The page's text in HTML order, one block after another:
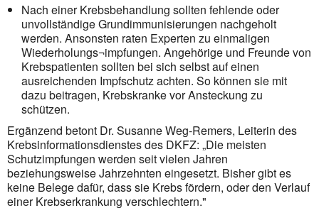
Nach einer Krebsbehandlung sollten fehlende oder
unvollständige Grundimmunisierungen nachgeholt
werden. Ansonsten raten Experten zu einmaligen
Wiederholungs¬impfungen. Angehörige und Freunde von
Krebspatienten sollten bei sich selbst auf einen
ausreichenden Impfschutz achten. So können sie mit
dazu beitragen, Krebskranke vor Ansteckung zu
schützen.
Ergänzend betont Dr. Susanne Weg-Remers, Leiterin des
Krebsinformationsdienstes des DKFZ: „Die meisten
Schutzimpfungen werden seit vielen Jahren
beziehungsweise Jahrzehnten eingesetzt. Bisher gibt es
keine Belege dafür, dass sie Krebs fördern, oder den Verlauf
einer Krebserkrankung verschlechtern."